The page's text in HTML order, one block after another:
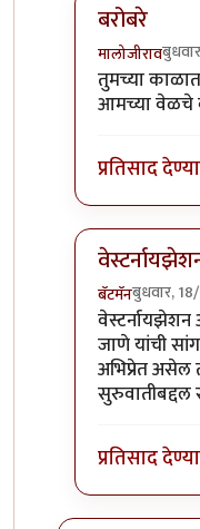
बरोबरे
मालोजीराव
In reply to
तुमच्या
आमच्या वेळचे
प्रतिसाद
बॅटमॅनबुधवार,
In reply to
जाणे यांची
अभिप्रेत असेल
प्रतिसाद